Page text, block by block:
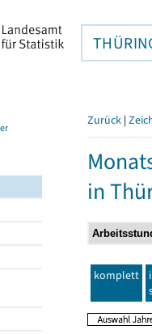
Zurück |
in
komplett